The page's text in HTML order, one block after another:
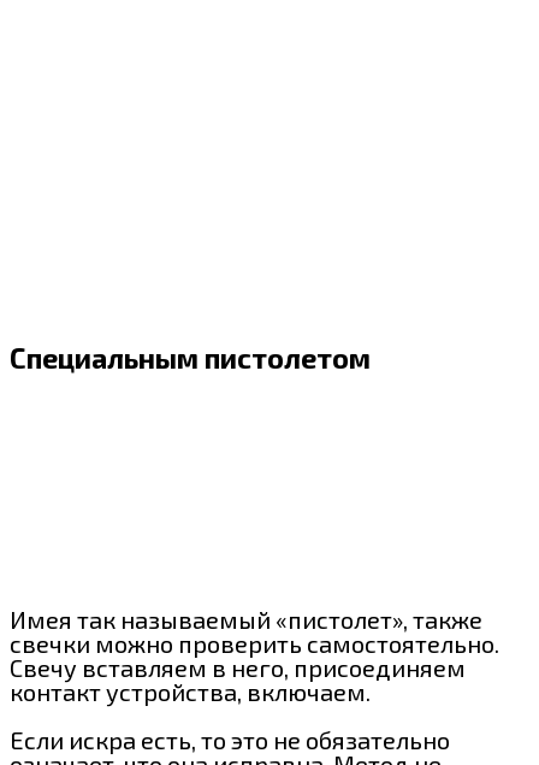
Специальным пистолетом
Имея так называемый «пистолет», также
свечки можно проверить самостоятельно.
Свечу вставляем в него, присоединяем
контакт устройства, включаем.
Если искра есть, то это не обязательно